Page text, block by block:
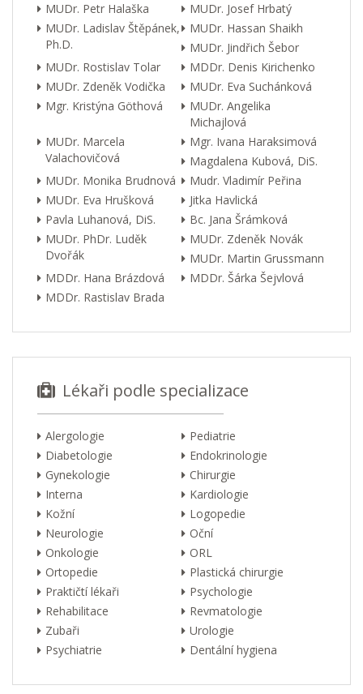
MUDr. Petr Halaška
MUDr. Josef Hrbatý
MUDr. Ladislav Štěpánek,
Ph.D.
MUDr. Hassan Shaikh
MUDr. Jindřich Šebor
MUDr. Rostislav Tolar
MDDr. Denis Kirichenko
MUDr. Zdeněk Vodička
MUDr. Eva Suchánková
Mgr. Kristýna Göthová
MUDr. Angelika
Michajlová
MUDr. Marcela
Valachovičová
Mgr. Ivana Haraksimová
Magdalena Kubová, DiS.
MUDr. Monika Brudnová
Mudr. Vladimír Peřina
MUDr. Eva Hrušková
Jitka Havlická
Pavla Luhanová, DiS.
Bc. Jana Šrámková
MUDr. PhDr. Luděk
Dvořák
MUDr. Zdeněk Novák
MUDr. Martin Grussmann
MDDr. Hana Brázdová
MDDr. Šárka Šejvlová
MDDr. Rastislav Brada
Lékaři podle specializace
Alergologie
Pediatrie
Diabetologie
Endokrinologie
Gynekologie
Chirurgie
Interna
Kardiologie
Kožní
Logopedie
Neurologie
Oční
Onkologie
ORL
Ortopedie
Plastická chirurgie
Praktičtí lékaři
Psychologie
Rehabilitace
Revmatologie
Zubaři
Urologie
Psychiatrie
Dentální hygiena